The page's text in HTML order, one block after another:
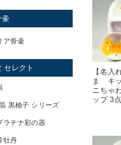
【名入
ま キ
ニちゃ
ップ 3
壷
ア骨壷
セレクト
黒柚子 シリーズ
ラチナ彩の器
牡丹